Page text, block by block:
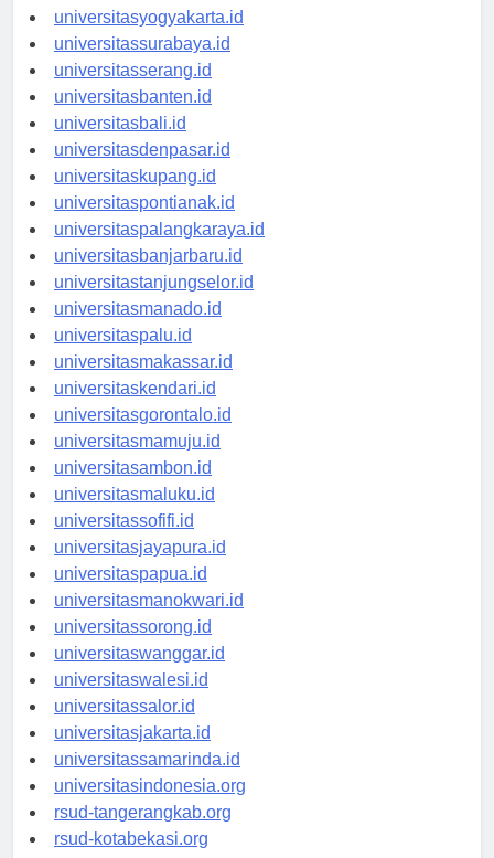
universitassemarang.id
universitasyogyakarta.id
universitassurabaya.id
universitasserang.id
universitasbanten.id
universitasbali.id
universitasdenpasar.id
universitaskupang.id
universitaspontianak.id
universitaspalangkaraya.id
universitasbanjarbaru.id
universitastanjungselor.id
universitasmanado.id
universitaspalu.id
universitasmakassar.id
universitaskendari.id
universitasgorontalo.id
universitasmamuju.id
universitasambon.id
universitasmaluku.id
universitassofifi.id
universitasjayapura.id
universitaspapua.id
universitasmanokwari.id
universitassorong.id
universitaswanggar.id
universitaswalesi.id
universitassalor.id
universitasjakarta.id
universitassamarinda.id
universitasindonesia.org
rsud-tangerangkab.org